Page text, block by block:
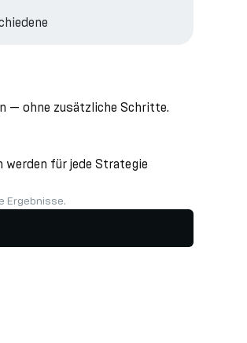
— ohne zusätzliche Schritte.
für jede Strategie
Ergebnisse.